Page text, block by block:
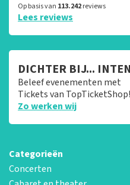
Op basis van 113.242reviews
Lees reviews
DICHTER BIJ...
Beleef evenementen met
Tickets van TopTicketShop!
Zo werken wij
Categorieën
Concerten